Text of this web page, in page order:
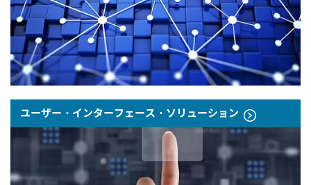
ユーザー・インターフェース・ソリューション